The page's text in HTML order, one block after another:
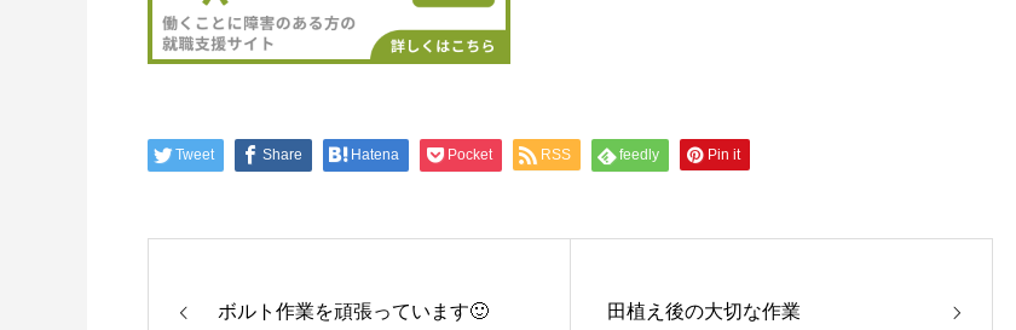
Tweet Share Hatena Pocket RSS feedly Pin it
ボルト作業を頑張っています🙂 田植え後の大切な作業